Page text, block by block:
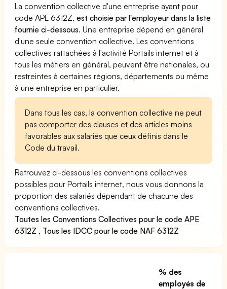
La convention collective d'une entreprise ayant pour
code APE 6312Z,est choisie par l'employeur dans la liste
fournie ci-dessous. Une entreprise dépend en général
d'une seule convention collective. Les conventions
collectives rattachées à l'activité Portails internet et à
tous les métiers en général, peuvent être nationales, ou
restreintes à certaines régions, départements ou même
à une entreprise en particulier.
Dans tous les cas, la convention collective ne peut
pas comporter des clauses et des articles moins
favorables aux salariés que ceux définis dans le
Code du travail.
Retrouvez ci-dessous les conventions collectives
possibles pour Portails internet, nous vous donnons la
proportion des salariés dépendant de chacune des
conventions collectives.
Toutes les Conventions Collectives pour le code APE
6312Z , Tous les IDCC pour le code NAF 6312Z
% des
employés de